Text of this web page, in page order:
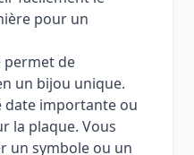
pour un
permet de
un bijou unique.
date importante ou
la plaque. Vous
un symbole ou un